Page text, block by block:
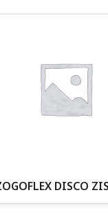
veterinario